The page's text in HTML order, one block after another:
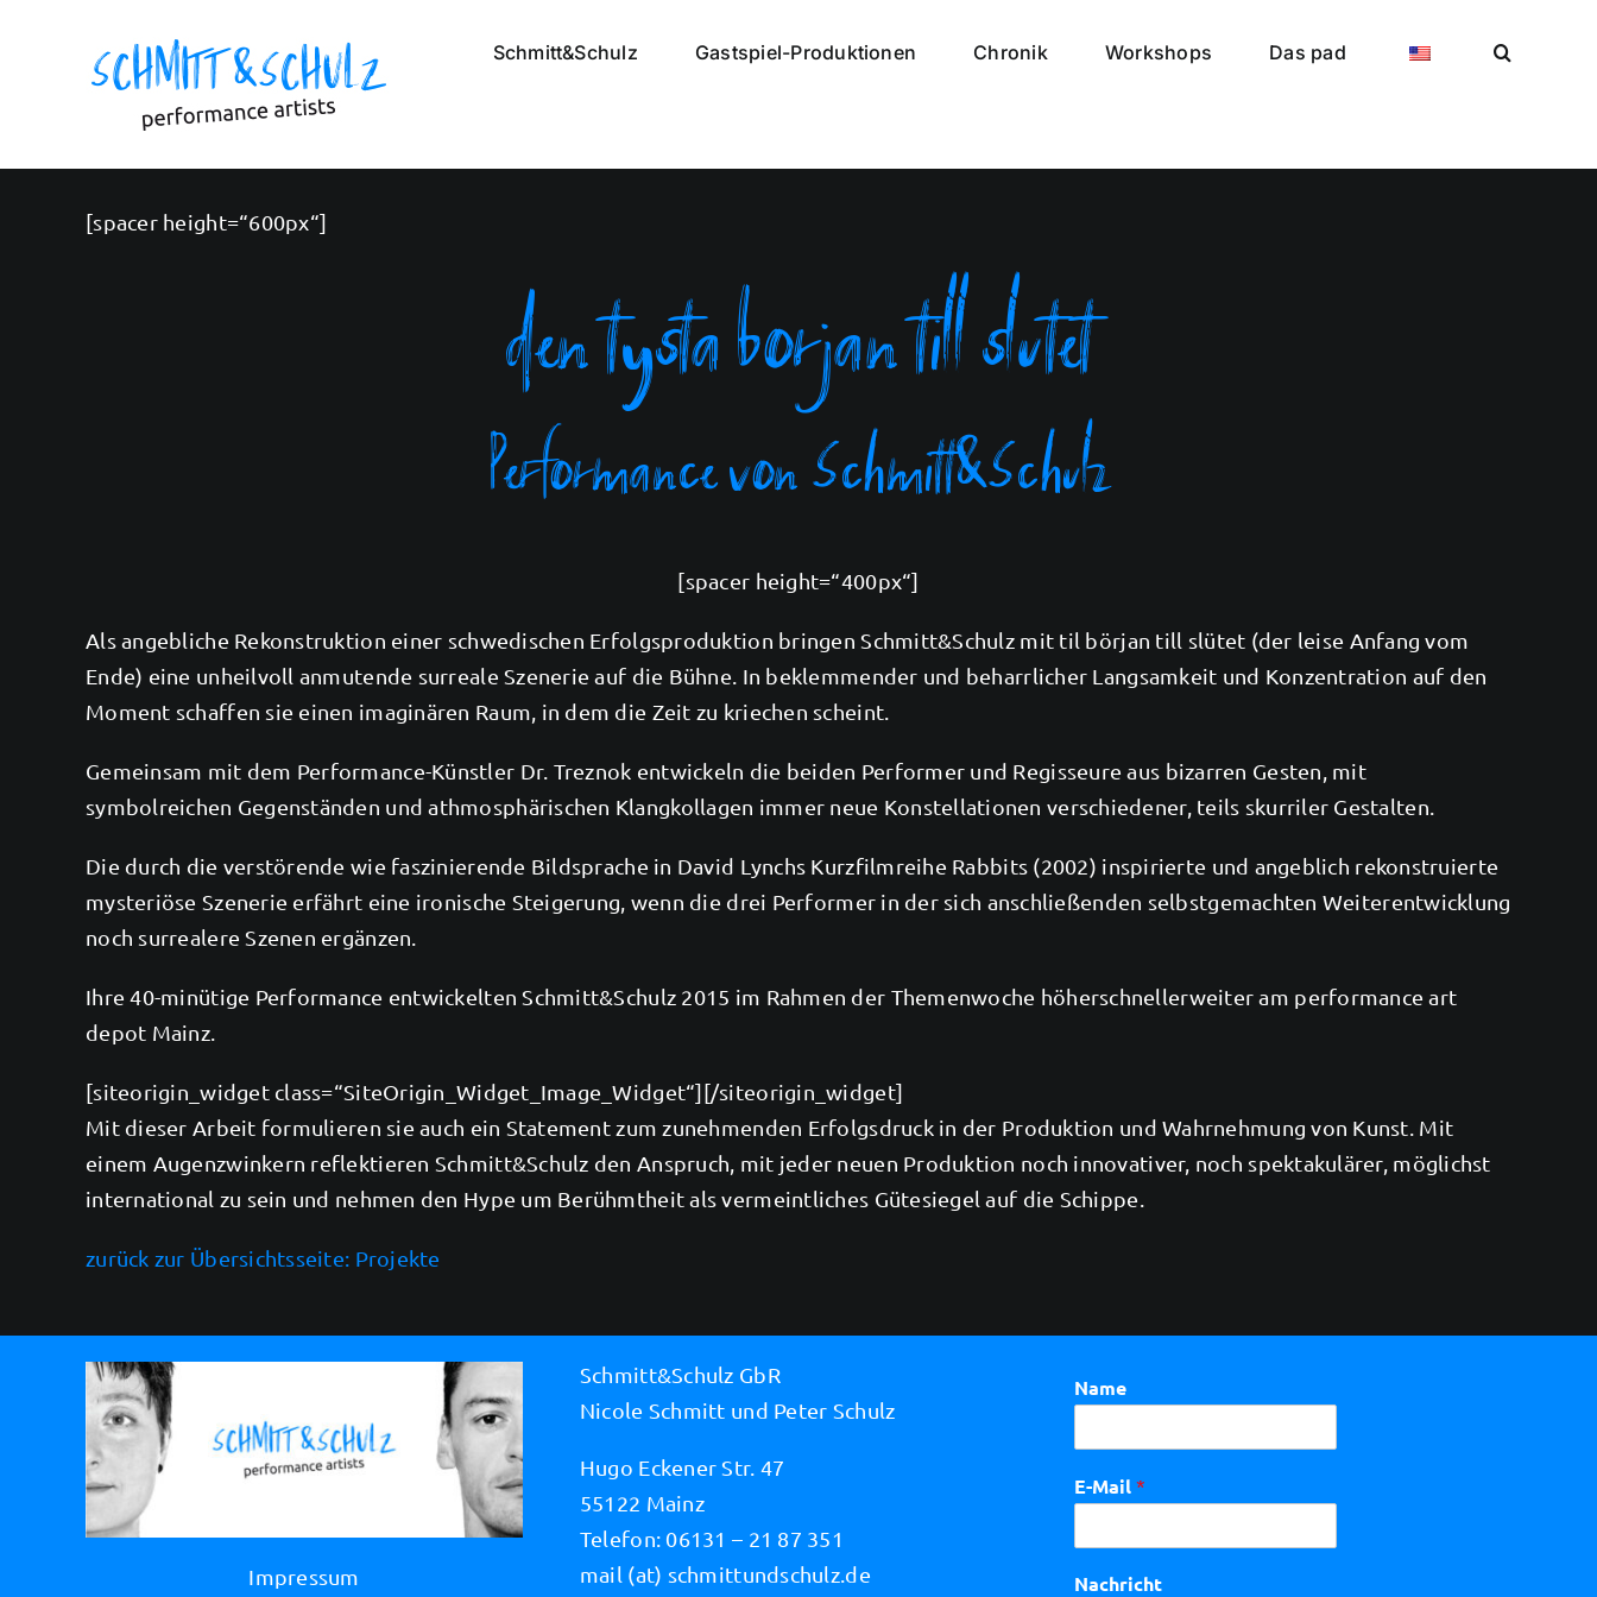
Schmitt&Schulz Gastspiel-Produktionen Chronik Workshops Das pad
[spacer height=“600px“]
den tysta början till slütet
Performance von Schmitt&Schulz
[spacer height=“400px“]
Als angebliche Rekonstruktion einer schwedischen Erfolgsproduktion bringen Schmitt&Schulz mit til början till slütet (der leise Anfang vom
Ende) eine unheilvoll anmutende surreale Szenerie auf die Bühne. In beklemmender und beharrlicher Langsamkeit und Konzentration auf den
Moment schaffen sie einen imaginären Raum, in dem die Zeit zu kriechen scheint.
Gemeinsam mit dem Performance-Künstler Dr. Treznok entwickeln die beiden Performer und Regisseure aus bizarren Gesten, mit
symbolreichen Gegenständen und athmosphärischen Klangkollagen immer neue Konstellationen verschiedener, teils skurriler Gestalten.
Die durch die verstörende wie faszinierende Bildsprache in David Lynchs Kurzfilmreihe Rabbits (2002) inspirierte und angeblich rekonstruierte
mysteriöse Szenerie erfährt eine ironische Steigerung, wenn die drei Performer in der sich anschließenden selbstgemachten Weiterentwicklung
noch surrealere Szenen ergänzen.
Ihre 40-minütige Performance entwickelten Schmitt&Schulz 2015 im Rahmen der Themenwoche höherschnellerweiter am performance art
depot Mainz.
[siteorigin_widget class=“SiteOrigin_Widget_Image_Widget“][/siteorigin_widget]
Mit dieser Arbeit formulieren sie auch ein Statement zum zunehmenden Erfolgsdruck in der Produktion und Wahrnehmung von Kunst. Mit
einem Augenzwinkern reflektieren Schmitt&Schulz den Anspruch, mit jeder neuen Produktion noch innovativer, noch spektakulärer, möglichst
international zu sein und nehmen den Hype um Berühmtheit als vermeintliches Gütesiegel auf die Schippe.
zurück zur Übersichtsseite: Projekte
Impressum
Schmitt&Schulz GbR
Nicole Schmitt und Peter Schulz
Hugo Eckener Str. 47
55122 Mainz
Telefon: 06131 – 21 87 351
mail (at) schmittundschulz.de
Name
E-Mail *
Nachricht